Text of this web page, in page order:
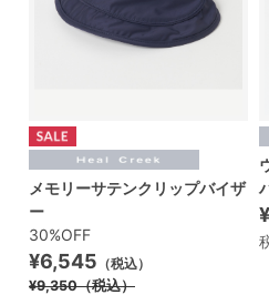
メモリーサテンクリップバイザ
ー
30%OFF
¥6,545 （税込）
¥9,350（税込）